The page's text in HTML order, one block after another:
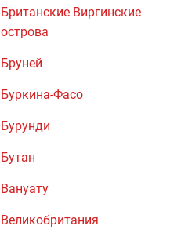
Британские Виргинские
острова
Бруней
Буркина-Фасо
Бурунди
Бутан
Вануату
Великобритания